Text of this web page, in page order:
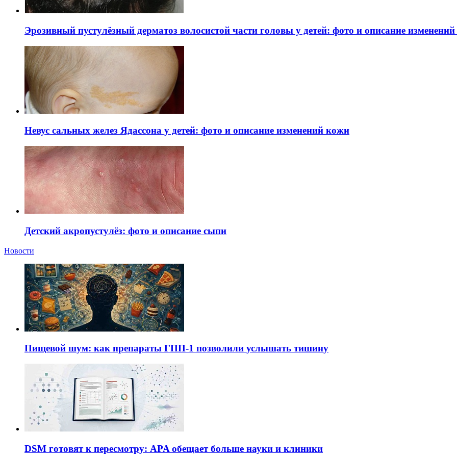
Эрозивный пустулёзный дерматоз волосистой части головы у детей: фото и описание
Невус сальных желез Ядассона у детей: фото и описание изменений кожи
Детский акропустулёз: фото и описание сыпи
Новости
Пищевой шум: как препараты ГПП-1 позволили услышать тишину
DSM готовят к пересмотру: APA обещает больше науки и клиники